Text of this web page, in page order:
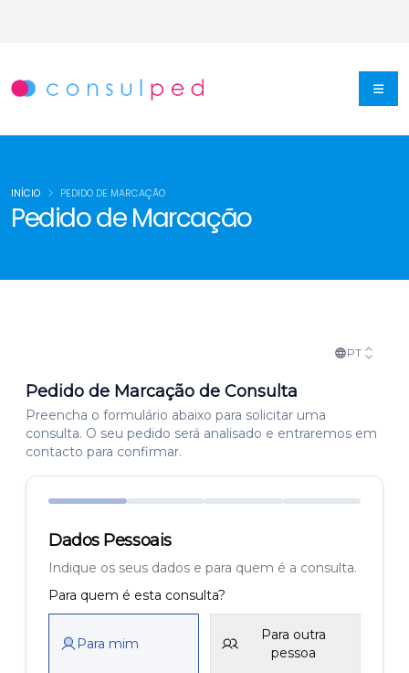
Pedido de Marcação
INÍCIO PEDIDO DE MARCAÇÃO